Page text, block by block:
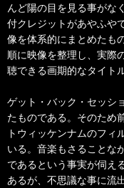
んど陽の目を見る事がな
付クレジットがあやふや
像を体系的にまとめたも
順に映像を整理し、実際
聴できる画期的なタイト
ゲット・バック・セッシ
たものである。そのため
トウィッケンナムのフィ
いる。音楽もさることな
であるという事実が伺え
あるが、不思議な事に流